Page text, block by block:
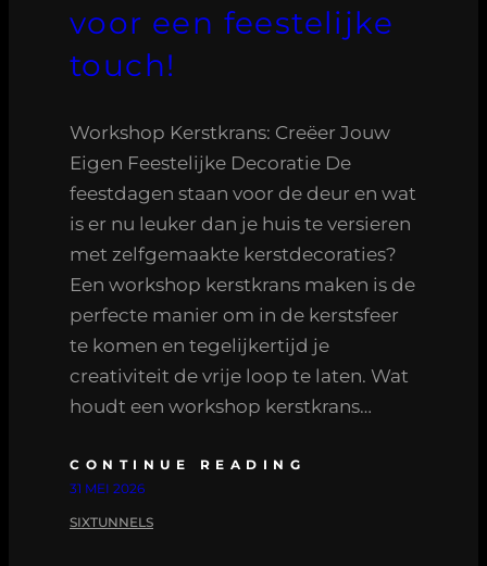
voor een feestelijke
touch!
Workshop Kerstkrans: Creëer Jouw
Eigen Feestelijke Decoratie De
feestdagen staan voor de deur en wat
is er nu leuker dan je huis te versieren
met zelfgemaakte kerstdecoraties?
Een workshop kerstkrans maken is de
perfecte manier om in de kerstsfeer
te komen en tegelijkertijd je
creativiteit de vrije loop te laten. Wat
houdt een workshop kerstkrans…
CONTINUE READING
31 MEI 2026
SIXTUNNELS